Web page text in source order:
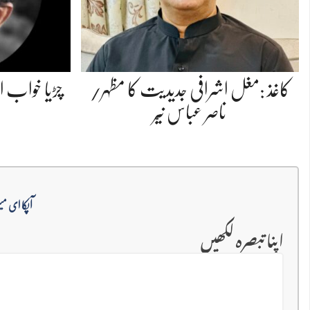
کاغذ :مغل اشرافی جدیدیت کا مظہر/
ناصر عباس نیّر
چڑیا خواب
آپکا ای
اپنا تبصرہ لکھیں